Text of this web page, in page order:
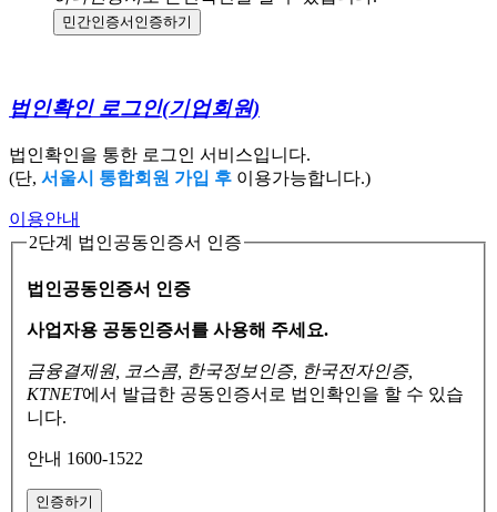
민간인증서 인증하기
법인확인 로그인(기업회원)
법인확인을 통한 로그인 서비스입니다.
(단, 서울시 통합회원 가입 후 이용가능합니다.)
이용안내
2단계 법인공동인증서 인증
법인공동인증서 인증
사업자용 공동인증서를 사용해 주세요.
금융결제원, 코스콤, 한국정보인증, 한국전자인증,
KTNET에서 발급한 공동인증서로 법인확인을 할 수 있습
니다.
안내 1600-1522
인증하기